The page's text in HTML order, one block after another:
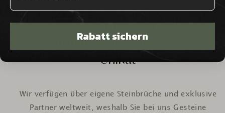
Auseigenen
Steinbrüchen weltweit
Unikat
Wir verfügen über eigene Steinbrüche und exklusive
Partner weltweit, weshalb Sie bei uns Gesteine
Rabatt sichern